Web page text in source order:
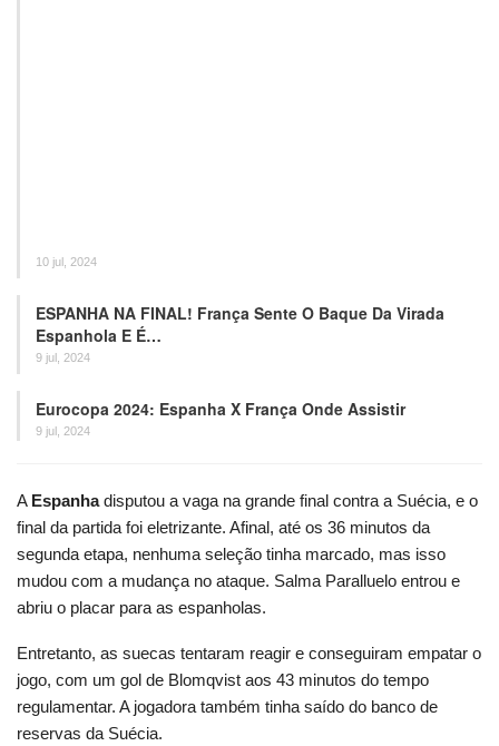
10 jul, 2024
ESPANHA NA FINAL! França Sente O Baque Da Virada
Espanhola E É…
9 jul, 2024
Eurocopa 2024: Espanha X França Onde Assistir
9 jul, 2024
A Espanhadisputou a vaga na grande final contra a Suécia, e o
final da partida foi eletrizante. Afinal, até os 36 minutos da
segunda etapa, nenhuma seleção tinha marcado, mas isso
mudou com a mudança no ataque. Salma Paralluelo entrou e
abriu o placar para as espanholas.
Entretanto, as suecas tentaram reagir e conseguiram empatar o
jogo, com um gol de Blomqvist aos 43 minutos do tempo
regulamentar. A jogadora também tinha saído do banco de
reservas da Suécia.